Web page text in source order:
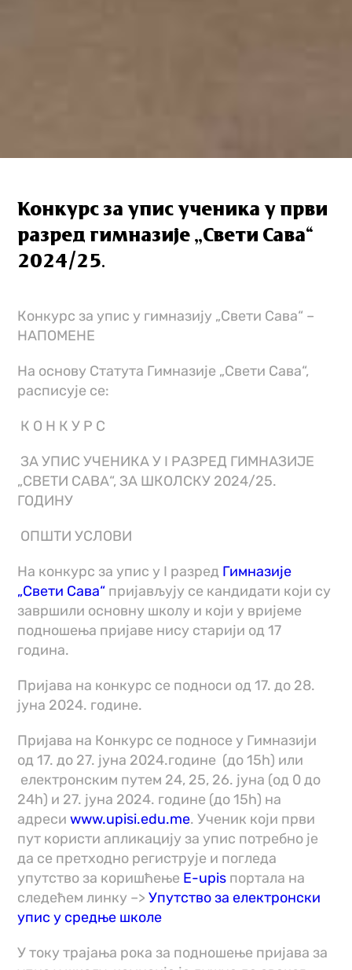
Конкурс за упис ученика у први
разред гимназије „Свети Сава“
2024/25.
Конкурс за упис у гимназију „Свeти Сава“ –
НАПОМЕНЕ
На основу Статута Гимназије „Свети Сава“,
расписује се:
К О Н К У Р С
ЗА УПИС УЧЕНИКА У I РАЗРЕД ГИМНАЗИЈЕ
„СВЕТИ САВА“, ЗА ШКОЛСКУ 2024/25.
ГОДИНУ
ОПШТИ УСЛОВИ
На конкурс за упис у I разред Гимназије
„Свети Сава“ пријављују се кандидати који су
завршили основну школу и који у вријеме
подношења пријаве нису старији од 17
година.
Пријава на конкурс се подноси од 17. до 28.
јуна 2024. године.
Пријава на Конкурс се подносе у Гимназији
од 17. до 27. јуна 2024.године (до 15h) или
електронским путем 24, 25, 26. јуна (од 0 до
24h) и 27. јуна 2024. године (до 15h) на
адресиwww.upisi.edu.me. Ученик који први
пут користи апликацију за упис потребно је
да се претходно региструје и погледа
упутство за коришћење E-upis портала на
следећем линку –>Упутство за електронски
упис у средње школе
У току трајања рока за подношење пријава за